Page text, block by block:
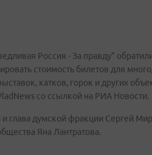
Россия - За правду"
стоимость билетов для
катков, горок и других
со ссылкой на РИА Новости.
глава думской фракции Сергей
Яна Лантратова.